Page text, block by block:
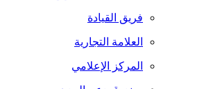
فريق القيادة
العلامة التجارية
المركز الإعلامي